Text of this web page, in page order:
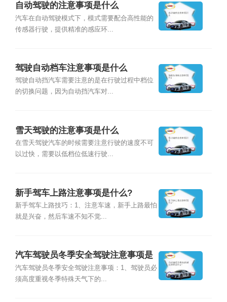
自动驾驶的注意事项是什么
汽车在自动驾驶模式下，模式需要配合高性能的
传感器行驶，提供精准的感应环...
驾驶自动档车注意事项是什么
驾驶自动挡汽车需要注意的是在行驶过程中档位
的切换问题，因为自动挡汽车对...
雪天驾驶的注意事项是什么
在雪天驾驶汽车的时候需要注意行驶的速度不可
以过快，需要以低档位低速行驶...
新手驾车上路注意事项是什么?
新手驾车上路技巧：1、注意车速，新手上路最怕
就是兴奋，然后车速不知不觉...
汽车驾驶员冬季安全驾驶注意事项是
什么?
汽车驾驶员冬季安全驾驶注意事项：1、驾驶员必
须高度重视冬季特殊天气下的...